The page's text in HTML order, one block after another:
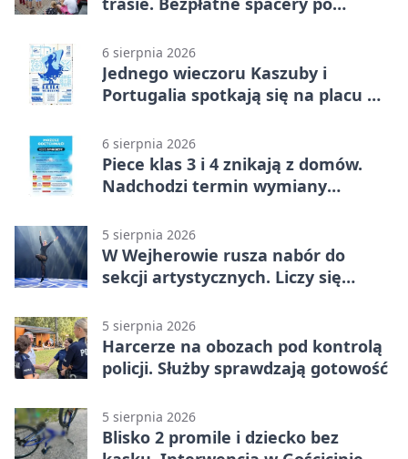
6 sierpnia 2026
Jednego wieczoru Kaszuby i
Portugalia spotkają się na placu w
6 sierpnia 2026
Piece klas 3 i 4 znikają z domów.
Nadchodzi termin wymiany
5 sierpnia 2026
W Wejherowie rusza nabór do
sekcji artystycznych. Liczy się
5 sierpnia 2026
Harcerze na obozach pod kontrolą
policji. Służby sprawdzają gotowość
5 sierpnia 2026
Blisko 2 promile i dziecko bez